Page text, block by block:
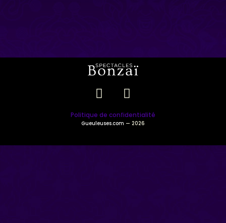
Politique de confidentialité
Gueuleuses.com — 2026